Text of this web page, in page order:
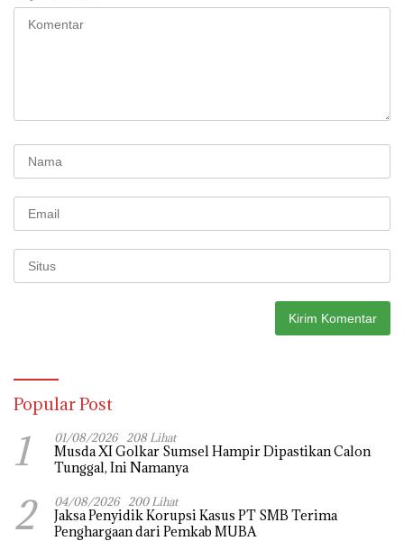
Popular Post
1 01/08/2026 208 Lihat
Musda XI Golkar Sumsel Hampir Dipastikan Calon
Tunggal, Ini Namanya
2 04/08/2026 200 Lihat
Jaksa Penyidik Korupsi Kasus PT SMB Terima
Penghargaan dari Pemkab MUBA